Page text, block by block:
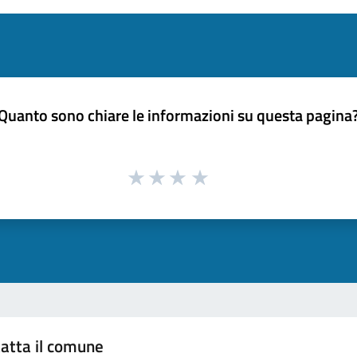
sono chiare le informazioni su questa
il comune